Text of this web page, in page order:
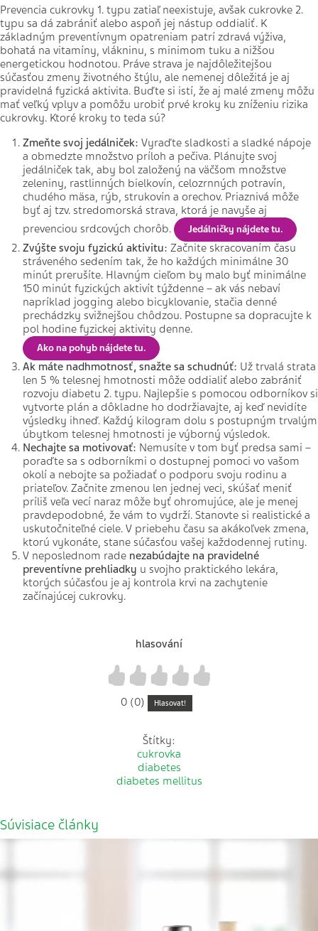
Prevencia cukrovky 1. typu zatiaľ neexistuje, avšak cukrovke 2.
typu sa dá zabrániť alebo aspoň jej nástup oddialiť. K
základným preventívnym opatreniam patrí zdravá výživa,
bohatá na vitamíny, vlákninu, s minimom tuku a nižšou
energetickou hodnotou. Práve strava je najdôležitejšou
súčasťou zmeny životného štýlu, ale nemenej dôležitá je aj
pravidelná fyzická aktivita. Buďte si istí, že aj malé zmeny môžu
mať veľký vplyv a pomôžu urobiť prvé kroky ku zníženiu rizika
cukrovky. Ktoré kroky to teda sú?
Zmeňte svoj jedálniček: Vyraďte sladkosti a sladké nápoje
a obmedzte množstvo príloh a pečiva. Plánujte svoj
jedálniček tak, aby bol založený na väčšom množstve
zeleniny, rastlinných bielkovín, celozrnných potravín,
chudého mäsa, rýb, strukovín a orechov. Priaznivá môže
byť aj tzv. stredomorská strava, ktorá je navyše aj
prevenciou srdcových chorôb.
Jedálničky nájdete tu.
Zvýšte svoju fyzickú aktivitu: Začnite skracovaním času
stráveného sedením tak, že ho každých minimálne 30
minút prerušíte. Hlavným cieľom by malo byť minimálne
150 minút fyzických aktivít týždenne – ak vás nebaví
napríklad jogging alebo bicyklovanie, stačia denné
prechádzky svižnejšou chôdzou. Postupne sa dopracujte k
pol hodine fyzickej aktivity denne.
Ako na pohyb nájdete tu.
Ak máte nadhmotnosť, snažte sa schudnúť: Už trvalá strata
len 5 % telesnej hmotnosti môže oddialiť alebo zabrániť
rozvoju diabetu 2. typu. Najlepšie s pomocou odborníkov si
vytvorte plán a dôkladne ho dodržiavajte, aj keď nevidíte
výsledky ihneď. Každý kilogram dolu s postupným trvalým
úbytkom telesnej hmotnosti je výborný výsledok.
Nechajte sa motivovať: Nemusíte v tom byť predsa sami –
poraďte sa s odborníkmi o dostupnej pomoci vo vašom
okolí a nebojte sa požiadať o podporu svoju rodinu a
priateľov. Začnite zmenou len jednej veci, skúšať meniť
príliš veľa vecí naraz môže byť ohromujúce, ale je menej
pravdepodobné, že vám to vydrží. Stanovte si realistické a
uskutočniteľné ciele. V priebehu času sa akákoľvek zmena,
ktorú vykonáte, stane súčasťou vašej každodennej rutiny.
V neposlednom rade nezabúdajte na pravidelné
preventívne prehliadky u svojho praktického lekára,
ktorých súčasťou je aj kontrola krvi na zachytenie
začínajúcej cukrovky.
hlasování
4
3
2
1
0 (0) Hlasovat!
Štítky:
cukrovka
diabetes
diabetes mellitus
Súvisiace články